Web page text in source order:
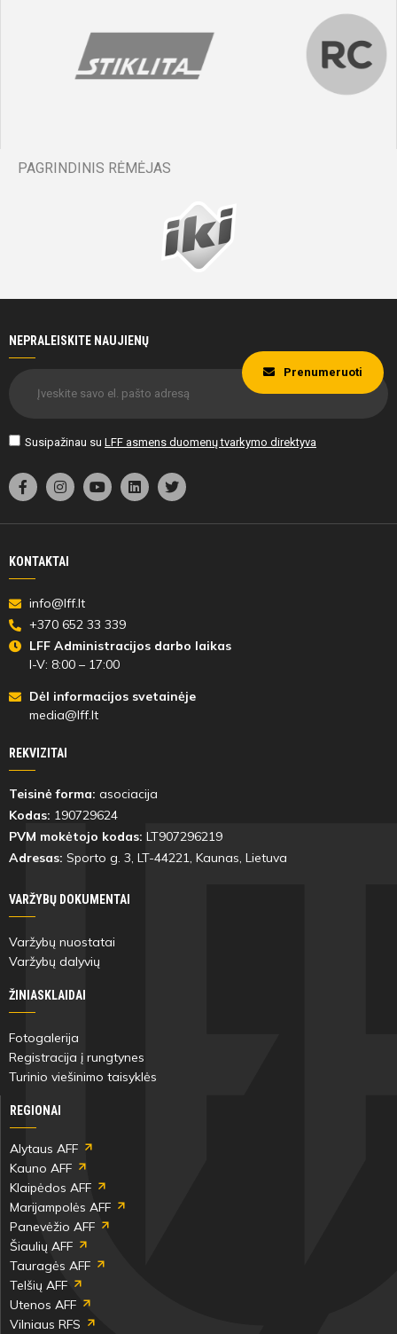
PAGRINDINIS RĖMĖJAS
NEPRALEISKITE NAUJIENŲ
Susipažinau su LFF asmens duomenų tvarkymo direktyva
Prenumeruoti
KONTAKTAI
info@lff.lt
+370 652 33 339
LFF Administracijos darbo laikas
I-V: 8:00 – 17:00
Dėl informacijos svetainėje
media@lff.lt
REKVIZITAI
Teisinė forma: asociacija
Kodas: 190729624
PVM mokėtojo kodas: LT907296219
Adresas: Sporto g. 3, LT-44221, Kaunas, Lietuva
VARŽYBŲ DOKUMENTAI
Varžybų nuostatai
Varžybų dalyvių
ŽINIASKLAIDAI
Fotogalerija
Registracija į rungtynes
Turinio viešinimo taisyklės
REGIONAI
Alytaus AFF
Kauno AFF
Klaipėdos AFF
Marijampolės AFF
Panevėžio AFF
Šiaulių AFF
Tauragės AFF
Telšių AFF
Utenos AFF
Vilniaus RFS